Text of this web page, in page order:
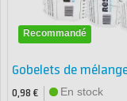
Recommandé
Gobelets de
0,98 €
En stock